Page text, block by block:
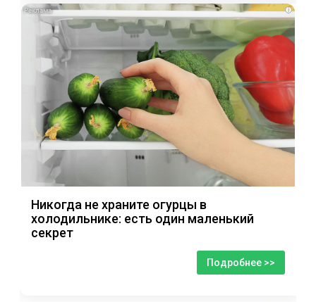
i
Никогда не храните огурцы в
холодильнике: есть один маленький
секрет
Подробнее >>